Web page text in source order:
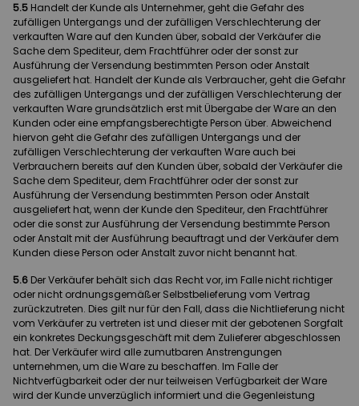
5.5 Handelt der Kunde als Unternehmer, geht die Gefahr des
zufälligen Untergangs und der zufälligen Verschlechterung der
verkauften Ware auf den Kunden über, sobald der Verkäufer die
Sache dem Spediteur, dem Frachtführer oder der sonst zur
Ausführung der Versendung bestimmten Person oder Anstalt
ausgeliefert hat. Handelt der Kunde als Verbraucher, geht die Gefahr
des zufälligen Untergangs und der zufälligen Verschlechterung der
verkauften Ware grundsätzlich erst mit Übergabe der Ware an den
Kunden oder eine empfangsberechtigte Person über. Abweichend
hiervon geht die Gefahr des zufälligen Untergangs und der
zufälligen Verschlechterung der verkauften Ware auch bei
Verbrauchern bereits auf den Kunden über, sobald der Verkäufer die
Sache dem Spediteur, dem Frachtführer oder der sonst zur
Ausführung der Versendung bestimmten Person oder Anstalt
ausgeliefert hat, wenn der Kunde den Spediteur, den Frachtführer
oder die sonst zur Ausführung der Versendung bestimmte Person
oder Anstalt mit der Ausführung beauftragt und der Verkäufer dem
Kunden diese Person oder Anstalt zuvor nicht benannt hat.
5.6 Der Verkäufer behält sich das Recht vor, im Falle nicht richtiger
oder nicht ordnungsgemäßer Selbstbelieferung vom Vertrag
zurückzutreten. Dies gilt nur für den Fall, dass die Nichtlieferung nicht
vom Verkäufer zu vertreten ist und dieser mit der gebotenen Sorgfalt
ein konkretes Deckungsgeschäft mit dem Zulieferer abgeschlossen
hat. Der Verkäufer wird alle zumutbaren Anstrengungen
unternehmen, um die Ware zu beschaffen. Im Falle der
Nichtverfügbarkeit oder der nur teilweisen Verfügbarkeit der Ware
wird der Kunde unverzüglich informiert und die Gegenleistung